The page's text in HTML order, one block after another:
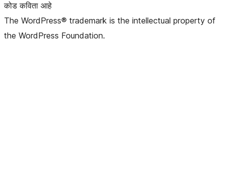
कोड कविता आहे
The WordPress® trademark is the intellectual property of
the WordPress Foundation.